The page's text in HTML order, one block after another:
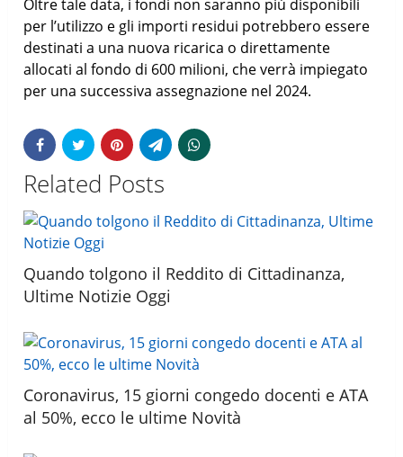
Oltre tale data, i fondi non saranno più disponibili
per l’utilizzo e gli importi residui potrebbero essere
destinati a una nuova ricarica o direttamente
allocati al fondo di 600 milioni, che verrà impiegato
per una successiva assegnazione nel 2024.
Related Posts
Quando tolgono il Reddito di Cittadinanza,
Ultime Notizie Oggi
Coronavirus, 15 giorni congedo docenti e ATA
al 50%, ecco le ultime Novità